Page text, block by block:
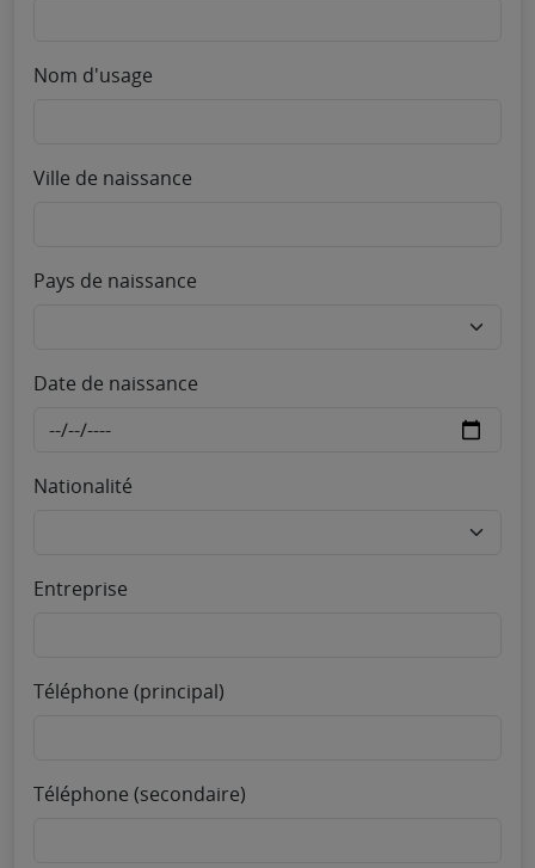
Nom d'usage
Ville de naissance
Pays de naissance
Date de naissance
Nationalité
Entreprise
Téléphone (principal)
Téléphone (secondaire)